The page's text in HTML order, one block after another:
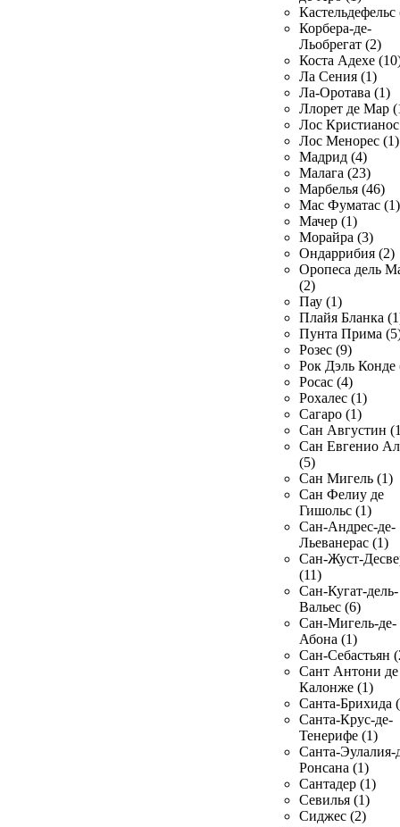
Кастельдефельс
Корбера-де-
Льобрегат (2)
Коста Адехе
Ла Сения (1)
Ла-Оротава (1)
Ллорет де Мар
Лос
Лос Менорес (1)
Мадрид (4)
Малага (23)
Марбелья (46)
Мас Фуматас (1)
Мачер (1)
Морайра (3)
Ондаррибия (2)
Оропеса дель
(2)
Пау (1)
Плайя Бланка
Пунта Прима
Розес (9)
Рок Дэль Конде
Росас (4)
Рохалес (1)
Сагаро (1)
Сан Августин
Сан Евгенио
(5)
Сан Мигель (1)
Сан Фелиу де
Гишольс (1)
Сан-Андрес-де-
Льеванерас (1)
Сан-Жуст-
(11)
Сан-Кугат-дель-
Вальес (6)
Сан-Мигель-де-
Абона (1)
Сан-Себастьян
Сант Антони де
Калонже (1)
Санта-Брихида
Санта-Крус-де-
Тенерифе (1)
Санта-Эулалия-
Ронсана (1)
Сантадер (1)
Севилья (1)
Сиджес (2)